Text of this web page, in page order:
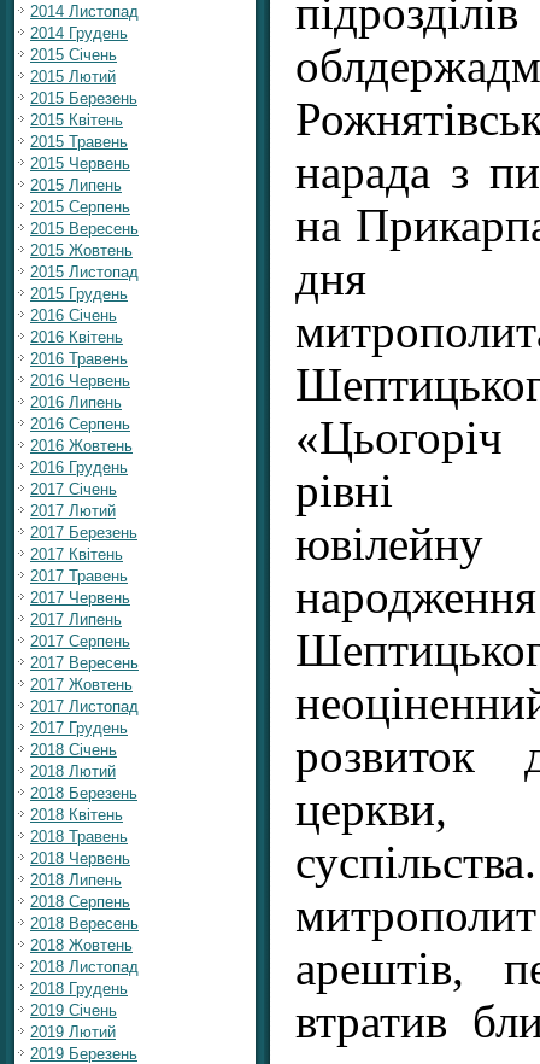
2014 Листопад
2014 Грудень
2015 Січень
2015 Лютий
2015 Березень
2015 Квітень
2015 Травень
2015 Червень
2015 Липень
2015 Серпень
2015 Вересень
2015 Жовтень
2015 Листопад
2015 Грудень
2016 Січень
2016 Квітень
2016 Травень
2016 Червень
2016 Липень
2016 Серпень
2016 Жовтень
2016 Грудень
2017 Січень
2017 Лютий
2017 Березень
2017 Квітень
2017 Травень
2017 Червень
2017 Липень
2017 Серпень
2017 Вересень
2017 Жовтень
2017 Листопад
2017 Грудень
2018 Січень
2018 Лютий
2018 Березень
2018 Квітень
2018 Травень
2018 Червень
2018 Липень
2018 Серпень
2018 Вересень
2018 Жовтень
2018 Листопад
2018 Грудень
2019 Січень
2019 Лютий
2019 Березень
підрозділів
нарада з
на
дня
рівні
розвиток
церкви,
арештів,
втратив